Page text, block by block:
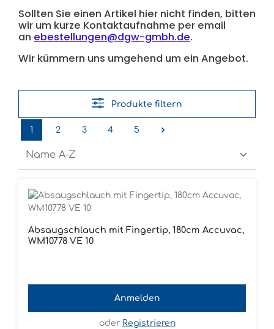
Sollten Sie einen Artikel hier nicht finden, bitten
wir um kurze Kontaktaufnahme per email
an ebestellungen@dgw-gmbh.de.
Wir kümmern uns umgehend um ein Angebot.
Produkte filtern
Seite
1
Seite
2
Seite
3
Seite
4
Seite
5
Absaugschlauch mit Fingertip, 180cm Accuvac,
WM10778 VE 10
Anmelden
oder Registrieren